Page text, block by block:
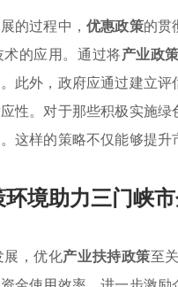
的过程中， 优惠政策的贯
的应用。通过将产业政
此外，政府应通过建立
性。对于那些积极实施
这样的策略不仅能够提
境助力三门峡
展，优化产业扶持政策至